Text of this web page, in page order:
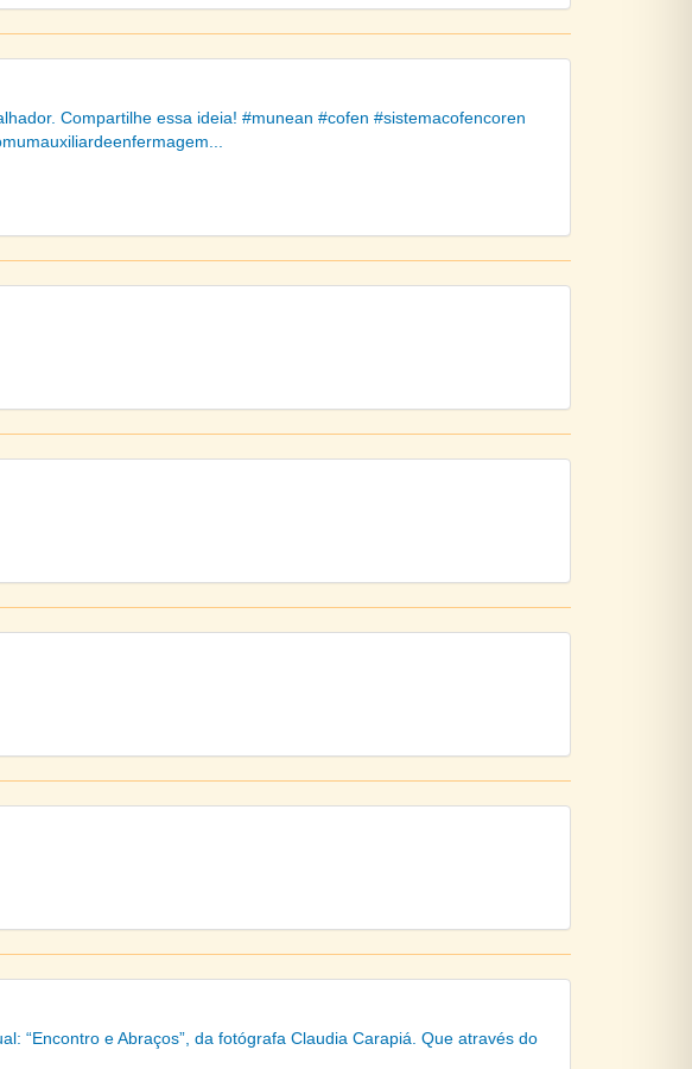
Compartilhe essa ideia! #munean #cofen #sistemacofencoren
“Encontro e Abraços”, da fotógrafa Claudia Carapiá. Que através do